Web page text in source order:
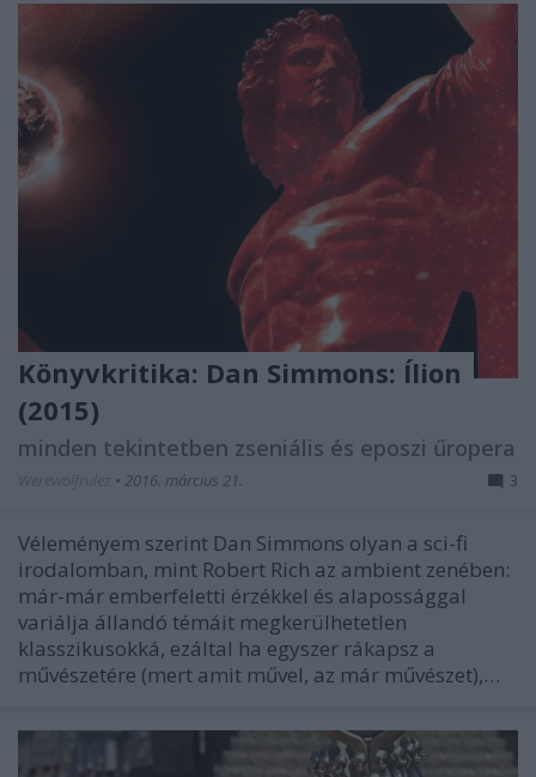
Könyvkritika: Dan Simmons: Ílion
(2015)
minden tekintetben zseniális és eposzi űropera
• 2016. március 21. 3
Véleményem szerint Dan Simmons olyan a sci-fi
irodalomban, mint Robert Rich az ambient zenében:
már-már emberfeletti érzékkel és alapossággal
variálja állandó témáit megkerülhetetlen
klasszikusokká, ezáltal ha egyszer rákapsz a
művészetére (mert amit művel, az már művészet),…